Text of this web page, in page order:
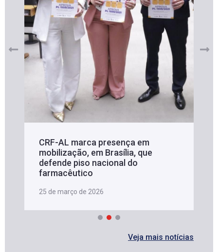
CRF-AL marca presença em
mobilização, em Brasília, que
defende piso nacional do
farmacêutico
25 de março de 2026
Veja mais notícias